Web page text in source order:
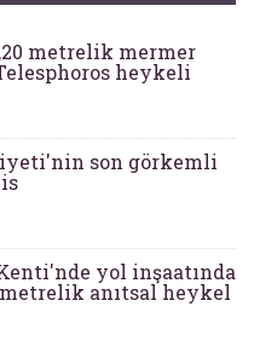
metrelik mermer
heykeli
son görkemli
yol inşaatında
anıtsal heykel